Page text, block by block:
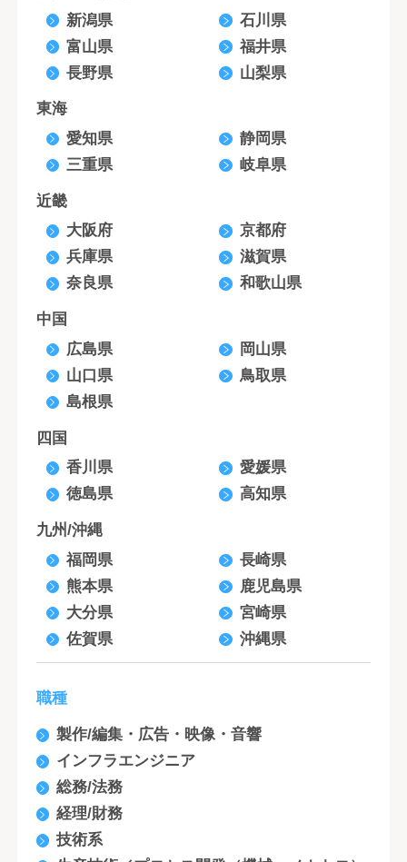
新潟県
石川県
富山県
福井県
長野県
山梨県
東海
愛知県
静岡県
三重県
岐阜県
近畿
大阪府
京都府
兵庫県
滋賀県
奈良県
和歌山県
中国
広島県
岡山県
山口県
鳥取県
島根県
四国
香川県
愛媛県
徳島県
高知県
九州/沖縄
福岡県
長崎県
熊本県
鹿児島県
大分県
宮崎県
佐賀県
沖縄県
職種
製作/編集・広告・映像・音響
インフラエンジニア
総務/法務
経理/財務
技術系